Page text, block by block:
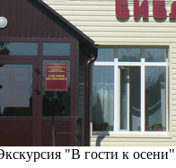
"В гости к осени"